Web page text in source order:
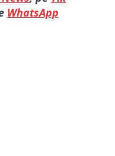
WhatsApp